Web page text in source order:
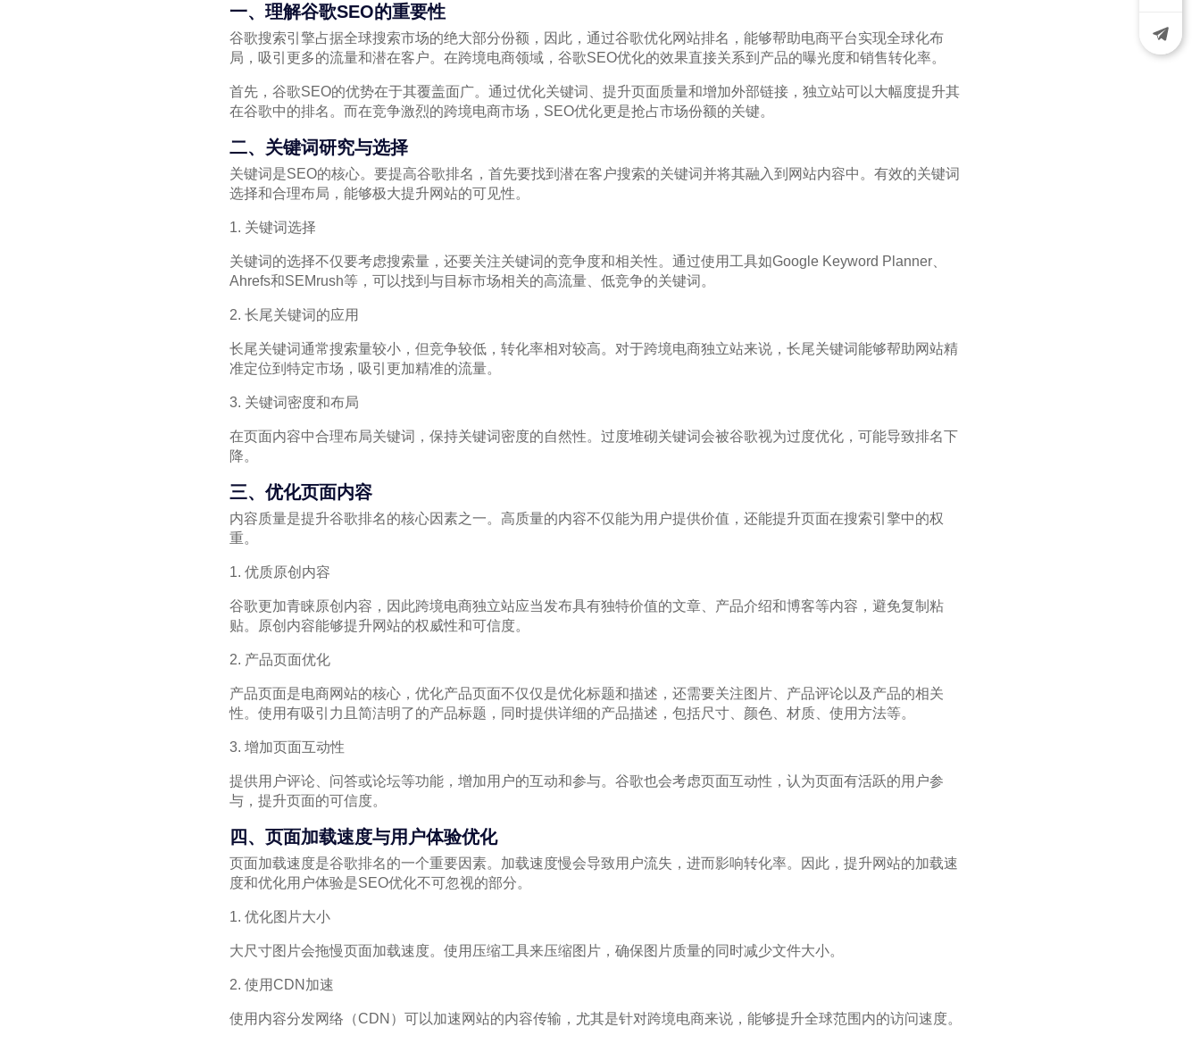
一、理解谷歌SEO的重要性
谷歌搜索引擎占据全球搜索市场的绝大部分份额，因此，通过谷歌优化网站排名，能够帮助电商平台实现全球化布
局，吸引更多的流量和潜在客户。在跨境电商领域，谷歌SEO优化的效果直接关系到产品的曝光度和销售转化率。
首先，谷歌SEO的优势在于其覆盖面广。通过优化关键词、提升页面质量和增加外部链接，独立站可以大幅度提升其
在谷歌中的排名。而在竞争激烈的跨境电商市场，SEO优化更是抢占市场份额的关键。
二、关键词研究与选择
关键词是SEO的核心。要提高谷歌排名，首先要找到潜在客户搜索的关键词并将其融入到网站内容中。有效的关键词
选择和合理布局，能够极大提升网站的可见性。
1. 关键词选择
关键词的选择不仅要考虑搜索量，还要关注关键词的竞争度和相关性。通过使用工具如Google Keyword Planner、
Ahrefs和SEMrush等，可以找到与目标市场相关的高流量、低竞争的关键词。
2. 长尾关键词的应用
长尾关键词通常搜索量较小，但竞争较低，转化率相对较高。对于跨境电商独立站来说，长尾关键词能够帮助网站精
准定位到特定市场，吸引更加精准的流量。
3. 关键词密度和布局
在页面内容中合理布局关键词，保持关键词密度的自然性。过度堆砌关键词会被谷歌视为过度优化，可能导致排名下
降。
三、优化页面内容
内容质量是提升谷歌排名的核心因素之一。高质量的内容不仅能为用户提供价值，还能提升页面在搜索引擎中的权
重。
1. 优质原创内容
谷歌更加青睐原创内容，因此跨境电商独立站应当发布具有独特价值的文章、产品介绍和博客等内容，避免复制粘
贴。原创内容能够提升网站的权威性和可信度。
2. 产品页面优化
产品页面是电商网站的核心，优化产品页面不仅仅是优化标题和描述，还需要关注图片、产品评论以及产品的相关
性。使用有吸引力且简洁明了的产品标题，同时提供详细的产品描述，包括尺寸、颜色、材质、使用方法等。
3. 增加页面互动性
提供用户评论、问答或论坛等功能，增加用户的互动和参与。谷歌也会考虑页面互动性，认为页面有活跃的用户参
与，提升页面的可信度。
四、页面加载速度与用户体验优化
页面加载速度是谷歌排名的一个重要因素。加载速度慢会导致用户流失，进而影响转化率。因此，提升网站的加载速
度和优化用户体验是SEO优化不可忽视的部分。
1. 优化图片大小
大尺寸图片会拖慢页面加载速度。使用压缩工具来压缩图片，确保图片质量的同时减少文件大小。
2. 使用CDN加速
使用内容分发网络（CDN）可以加速网站的内容传输，尤其是针对跨境电商来说，能够提升全球范围内的访问速度。